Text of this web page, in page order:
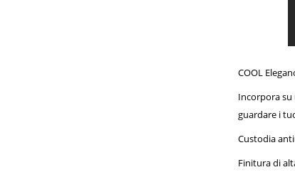
COOL
Incorpora
guardare i
Custodia
Finitura di